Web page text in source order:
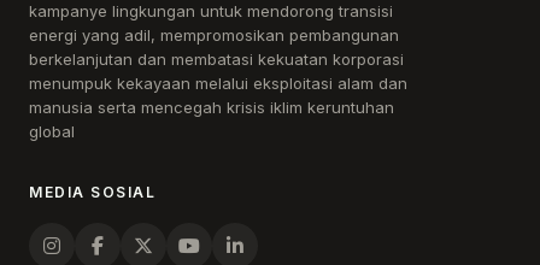
kampanye lingkungan untuk mendorong transisi
energi yang adil, mempromosikan pembangunan
berkelanjutan dan membatasi kekuatan korporasi
menumpuk kekayaan melalui eksploitasi alam dan
manusia serta mencegah krisis iklim keruntuhan
global
MEDIA SOSIAL